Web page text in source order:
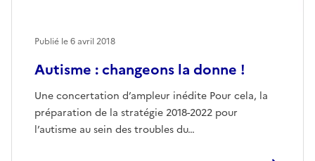
Autisme : changeons la donne !
Une concertation d’ampleur inédite Pour cela, la
préparation de la stratégie 2018-2022 pour
l’autisme au sein des troubles du…
Publié le6 avril 2018